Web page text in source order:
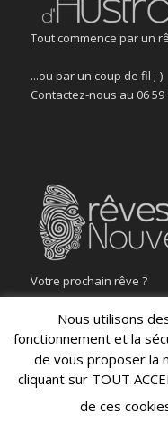
Tout commence par un
...ou par un coup de fil ;-)
Contactez-nous au 06 59
Votre prochain rêve ?
© Rêves d'Australie - tous
Assurances
Mentions légales
Nous utilisons
fonctionnement et la
de vous proposer la
cliquant sur TOUT
de ces